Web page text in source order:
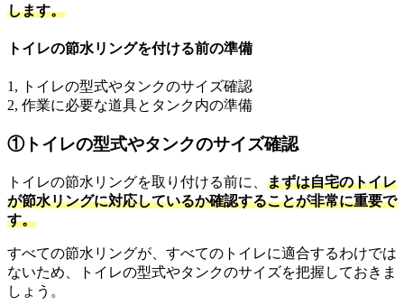
します。
トイレの節水リングを付ける前の準備
1, トイレの型式やタンクのサイズ確認
2, 作業に必要な道具とタンク内の準備
①トイレの型式やタンクのサイズ確認
トイレの節水リングを取り付ける前に、 まずは自宅のトイレ
が節水リングに対応しているか確認することが非常に重要で
す。
すべての節水リングが、すべてのトイレに適合するわけでは
ないため、トイレの型式やタンクのサイズを把握しておきま
しょう。